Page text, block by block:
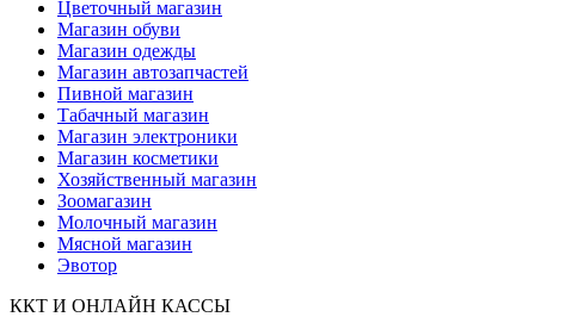
Цветочный магазин
Магазин обуви
Магазин одежды
Магазин автозапчастей
Пивной магазин
Табачный магазин
Магазин электроники
Магазин косметики
Хозяйственный магазин
Зоомагазин
Молочный магазин
Мясной магазин
Эвотор
ККТ И ОНЛАЙН КАССЫ